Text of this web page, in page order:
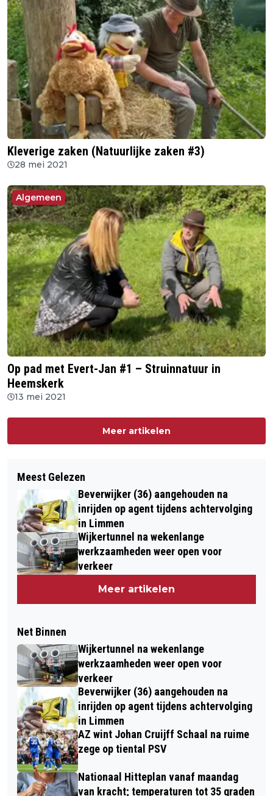
Kleverige zaken (Natuurlijke zaken #3)
28 mei 2021
Algemeen
Op pad met Evert-Jan #1 – Struinnatuur in
Heemskerk
13 mei 2021
Meer artikelen
Meest Gelezen
Beverwijker (36) aangehouden na
inrijden op agent tijdens achtervolging
in Limmen
Wijkertunnel na wekenlange
werkzaamheden weer open voor
verkeer
Meer artikelen
Net Binnen
Wijkertunnel na wekenlange
werkzaamheden weer open voor
verkeer
Beverwijker (36) aangehouden na
inrijden op agent tijdens achtervolging
in Limmen
AZ wint Johan Cruijff Schaal na ruime
zege op tiental PSV
Nationaal Hitteplan vanaf maandag
van kracht; temperaturen tot 35 graden